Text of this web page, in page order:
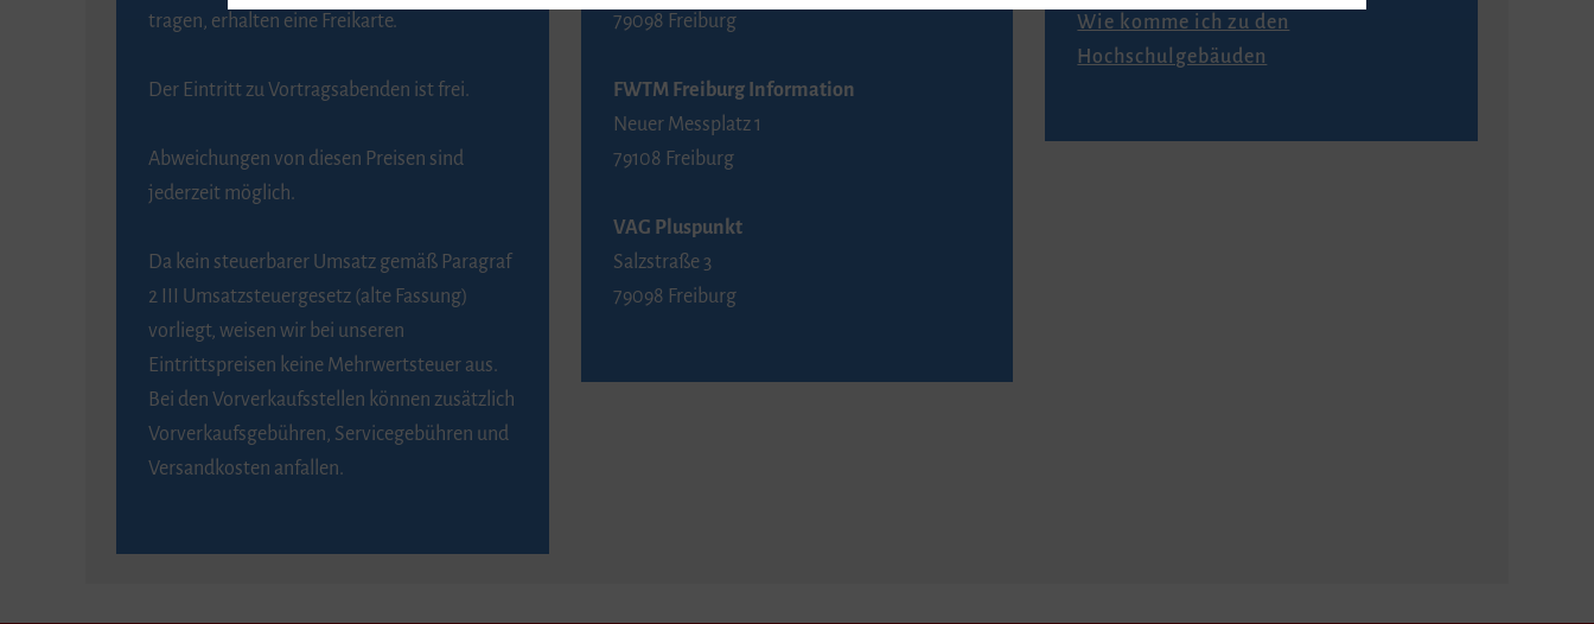
tragen, erhalten eine Freikarte.
Der Eintritt zu Vortragsabenden ist frei.
Abweichungen von diesen Preisen sind
jederzeit möglich.
Da kein steuerbarer Umsatz gemäß Paragraf
2 III Umsatzsteuergesetz (alte Fassung)
vorliegt, weisen wir bei unseren
Eintrittspreisen keine Mehrwertsteuer aus.
Bei den Vorverkaufsstellen können zusätzlich
Vorverkaufsgebühren, Servicegebühren und
Versandkosten anfallen.
79098 Freiburg
FWTM Freiburg Information
Neuer Messplatz 1
79108 Freiburg
VAG Pluspunkt
Salzstraße 3
79098 Freiburg
Wie komme ich zu den
Hochschulgebäuden